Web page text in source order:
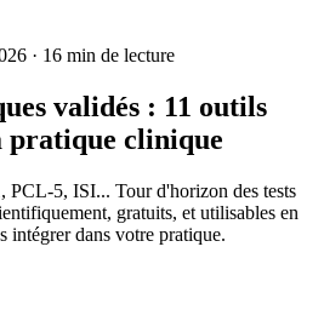
· 16 min de lecture
validés : 11 outils
pratique clinique
5, ISI... Tour d'horizon des tests
gratuits, et utilisables en
intégrer dans votre pratique.